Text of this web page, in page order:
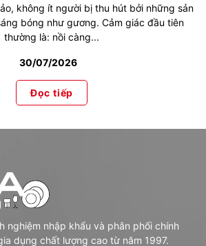
không ít người bị thu hút bởi những sản
bóng như gương. Cảm giác đầu tiên
thường là: nồi càng...
30/07/2026
Đọc tiếp
nghiệm nhập khẩu và phân phối chính
dụng chất lượng cao từ năm 1997.